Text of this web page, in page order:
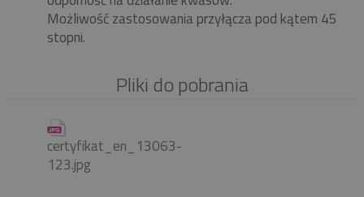
Możliwość zastosowania przyłącza pod kątem 45
stopni.
Pliki do pobrania
certyfikat_en_13063-
123.jpg